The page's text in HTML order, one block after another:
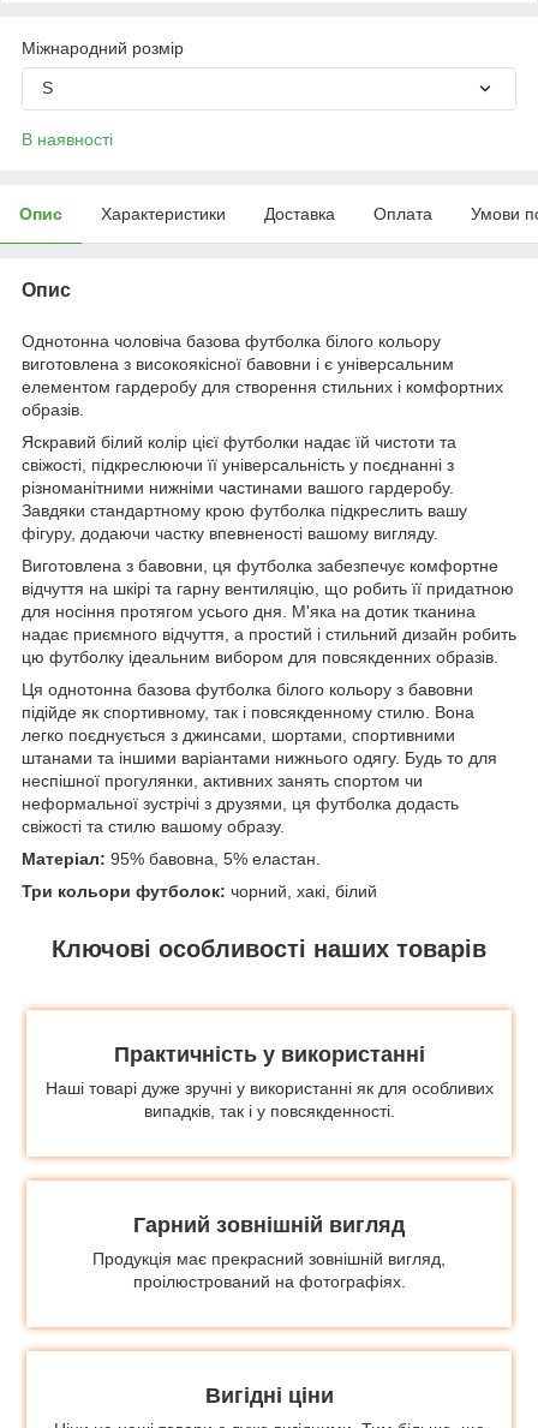
Міжнародний розмір
S
В наявності
Опис Характеристики Доставка Оплата Умови
Опис
Однотонна чоловіча базова футболка білого кольору
виготовлена з високоякісної бавовни і є універсальним
елементом гардеробу для створення стильних і комфортних
образів.
Яскравий білий колір цієї футболки надає їй чистоти та
свіжості, підкреслюючи її універсальність у поєднанні з
різноманітними нижніми частинами вашого гардеробу.
Завдяки стандартному крою футболка підкреслить вашу
фігуру, додаючи частку впевненості вашому вигляду.
Виготовлена з бавовни, ця футболка забезпечує комфортне
відчуття на шкірі та гарну вентиляцію, що робить її придатною
для носіння протягом усього дня. М'яка на дотик тканина
надає приємного відчуття, а простий і стильний дизайн робить
цю футболку ідеальним вибором для повсякденних образів.
Ця однотонна базова футболка білого кольору з бавовни
підійде як спортивному, так і повсякденному стилю. Вона
легко поєднується з джинсами, шортами, спортивними
штанами та іншими варіантами нижнього одягу. Будь то для
неспішної прогулянки, активних занять спортом чи
неформальної зустрічі з друзями, ця футболка додасть
свіжості та стилю вашому образу.
Матеріал: 95% бавовна, 5% еластан.
Три кольори футболок: чорний, хакі, білий
Ключові особливості наших товарів
Практичність у використанні
Наші товарі дуже зручні у використанні як для особливих
випадків, так і у повсякденності.
Гарний зовнішній вигляд
Продукція має прекрасний зовнішній вигляд,
проілюстрований на фотографіях.
Вигідні ціни